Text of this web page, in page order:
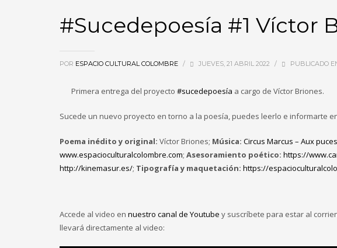
#Sucedepoesía #1 Víctor
POR ESPACIO CULTURAL COLOMBRE / JUEVES, 21 ABRIL 2022 / PUBLICADO
Primera entrega del proyecto #sucedepoesía a cargo de Víctor Briones.
Sucede un nuevo proyecto en torno a la poesía, puedes leerlo e informarte
Poema inédito y original: Víctor Briones; Música: Circus Marcus – Aux
www.espacioculturalcolombre.com; Asesoramiento poético: https://
http://kinemasur.es/; Tipografía y maquetación: https://
Accede al video en nuestro canal de Youtube y suscríbete para estar al
llevará directamente al video: